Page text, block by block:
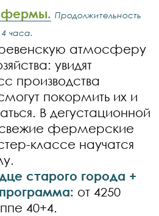
фермы. Продолжительность
4 часа.
атмосферу
увидят
производства
покормить их и
В дегустационной
фермерские
классе научатся
старого города +
от 4250
40+4.